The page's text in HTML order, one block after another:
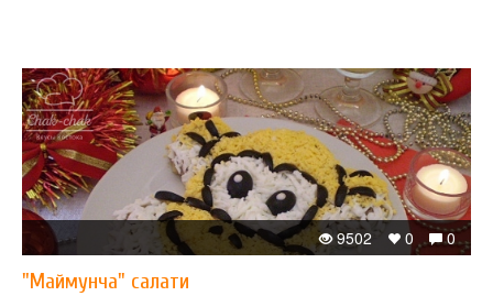
0
0
9502
"Маймунча" салати